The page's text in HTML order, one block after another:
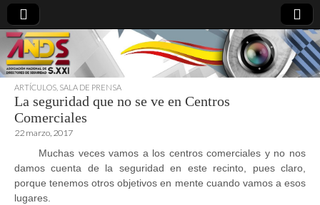
directoresdeseguridad.es
ARTÍCULOS SALA DE PRENSA
La seguridad que no se ve en Centros
Comerciales
22 marzo, 2017
Muchas veces vamos a los centros comerciales y no nos
damos cuenta de la seguridad en este recinto, pues claro,
porque tenemos otros objetivos en mente cuando vamos a esos
lugares.